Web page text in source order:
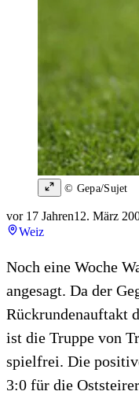
© Gepa/Sujet
vor 17 Jahren12. März
Weiz
Noch eine Woche
angesagt. Da der
Rückrundenauftakt
ist die Truppe von
spielfrei. Die
3:0 für die